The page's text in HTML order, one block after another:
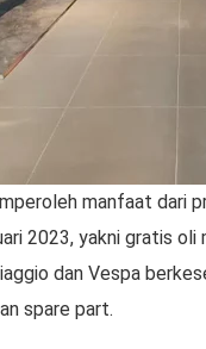
manfaat dari
2023, yakni gratis
dan Vespa
spare part.